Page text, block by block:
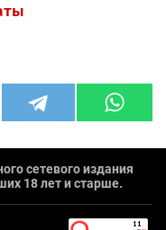
сетевого издания
18 лет и старше.